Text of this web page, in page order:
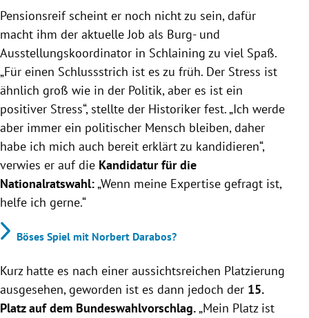
Pensionsreif scheint er noch nicht zu sein, dafür
macht ihm der aktuelle Job als Burg- und
Ausstellungskoordinator in Schlaining zu viel Spaß.
„Für einen Schlussstrich ist es zu früh. Der Stress ist
ähnlich groß wie in der Politik, aber es ist ein
positiver Stress“, stellte der Historiker fest. „Ich werde
aber immer ein politischer Mensch bleiben, daher
habe ich mich auch bereit erklärt zu kandidieren“,
verwies er auf die Kandidatur für die
Nationalratswahl:„Wenn meine Expertise gefragt ist,
helfe ich gerne.“
Böses Spiel mit Norbert Darabos?
Kurz hatte es nach einer aussichtsreichen Platzierung
ausgesehen, geworden ist es dann jedoch der 15.
Platz auf dem Bundeswahlvorschlag.„Mein Platz ist